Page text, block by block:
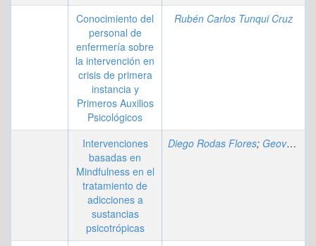
Conocimiento del
personal de
enfermería sobre
la intervención en
crisis de primera
instancia y
Primeros Auxilios
Psicológicos
Rubén Carlos Tunqui Cruz
Intervenciones
basadas en
Mindfulness en el
tratamiento de
adicciones a
sustancias
psicotrópicas
Diego Rodas Flores; Geovanny Reivan Ortiz